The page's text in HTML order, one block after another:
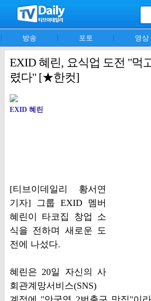
방송 포토 영상
EXID 혜린, 요식업 도전 "먹
렸다" [★한컷]
EXID 혜린
[티브이데일리 황서연
기자] 그룹 EXID 멤버
혜린이 타코집 창업 소
식을 전하며 새로운 도
전에 나섰다.
혜린은 20일 자신의 사
회관계망서비스(SNS)